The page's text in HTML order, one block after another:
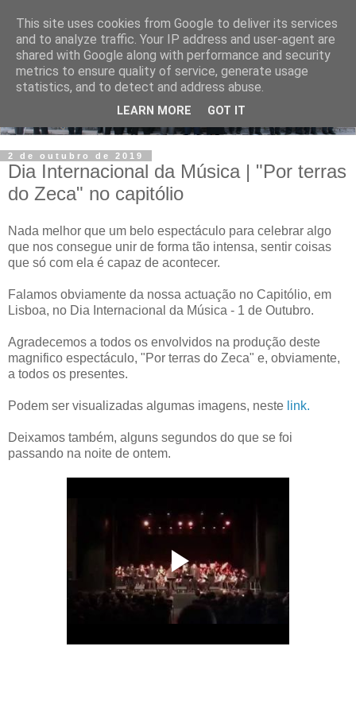
2 de outubro de 2019
Dia Internacional da Música | "Por terras
do Zeca" no capitólio
Nada melhor que um belo espectáculo para celebrar algo
que nos consegue unir de forma tão intensa, sentir coisas
que só com ela é capaz de acontecer.
Falamos obviamente da nossa actuação no Capitólio, em
Lisboa, no Dia Internacional da Música - 1 de Outubro.
Agradecemos a todos os envolvidos na produção deste
magnifico espectáculo, "Por terras do Zeca" e, obviamente,
a todos os presentes.
Podem ser visualizadas algumas imagens, neste link.
Deixamos também, alguns segundos do que se foi
passando na noite de ontem.
This site uses cookies from Google to deliver its services
and to analyze traffic. Your IP address and user-agent are
shared with Google along with performance and security
metrics to ensure quality of service, generate usage
statistics, and to detect and address abuse.
LEARN MORE GOT IT